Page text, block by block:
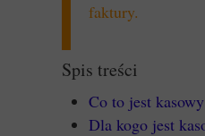
faktury.
Spis treści
Co to jest
Dla kogo jest